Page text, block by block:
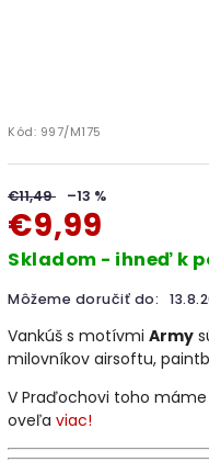
Kód: 997/M175
€11,49 –13 %
€9,99
Skladom - ihneď k
Môžeme doručiť do:
Vankúš s motívmi Army
milovníkov airsoftu,
V Praďochovi toho
oveľa viac!